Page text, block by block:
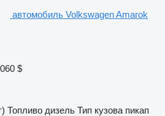
автомобиль Volkswagen Amarok
$
Топливо дизель Тип кузова пикап